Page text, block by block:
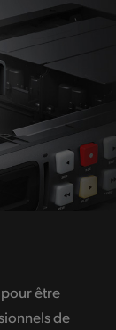
être
de